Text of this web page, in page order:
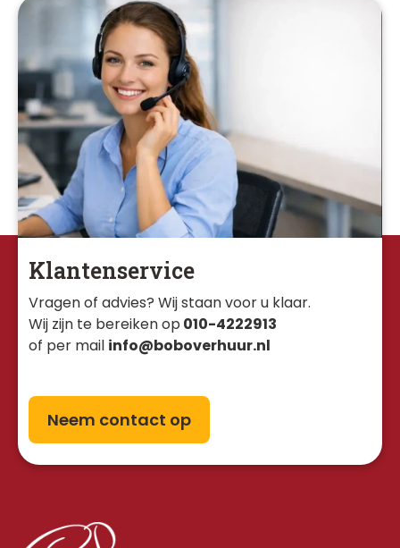
Klantenservice
Vragen of advies? Wij staan voor u klaar.
Wij zijn te bereiken op 010-4222913
of per mail info@boboverhuur.nl
Neem contact op